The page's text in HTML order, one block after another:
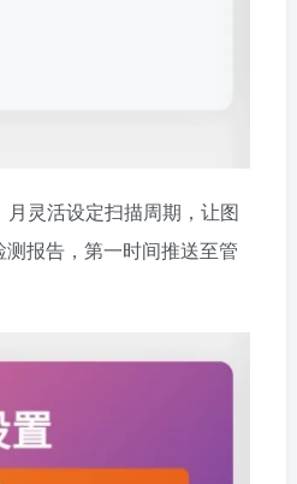
灵活设定扫描周期，让图
报告，第一时间推送至管